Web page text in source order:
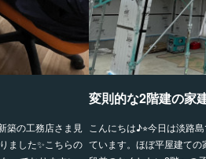
築の工務店さま見
ました✨こちらの
変則的な2階建の家
こんにちは♪⭐︎今日は淡路
ています。ほぼ平屋建ての